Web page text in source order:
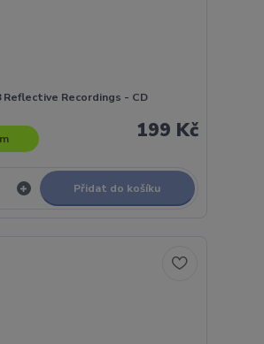
Reflective Recordings - CD
199 Kč
Přidat do košíku